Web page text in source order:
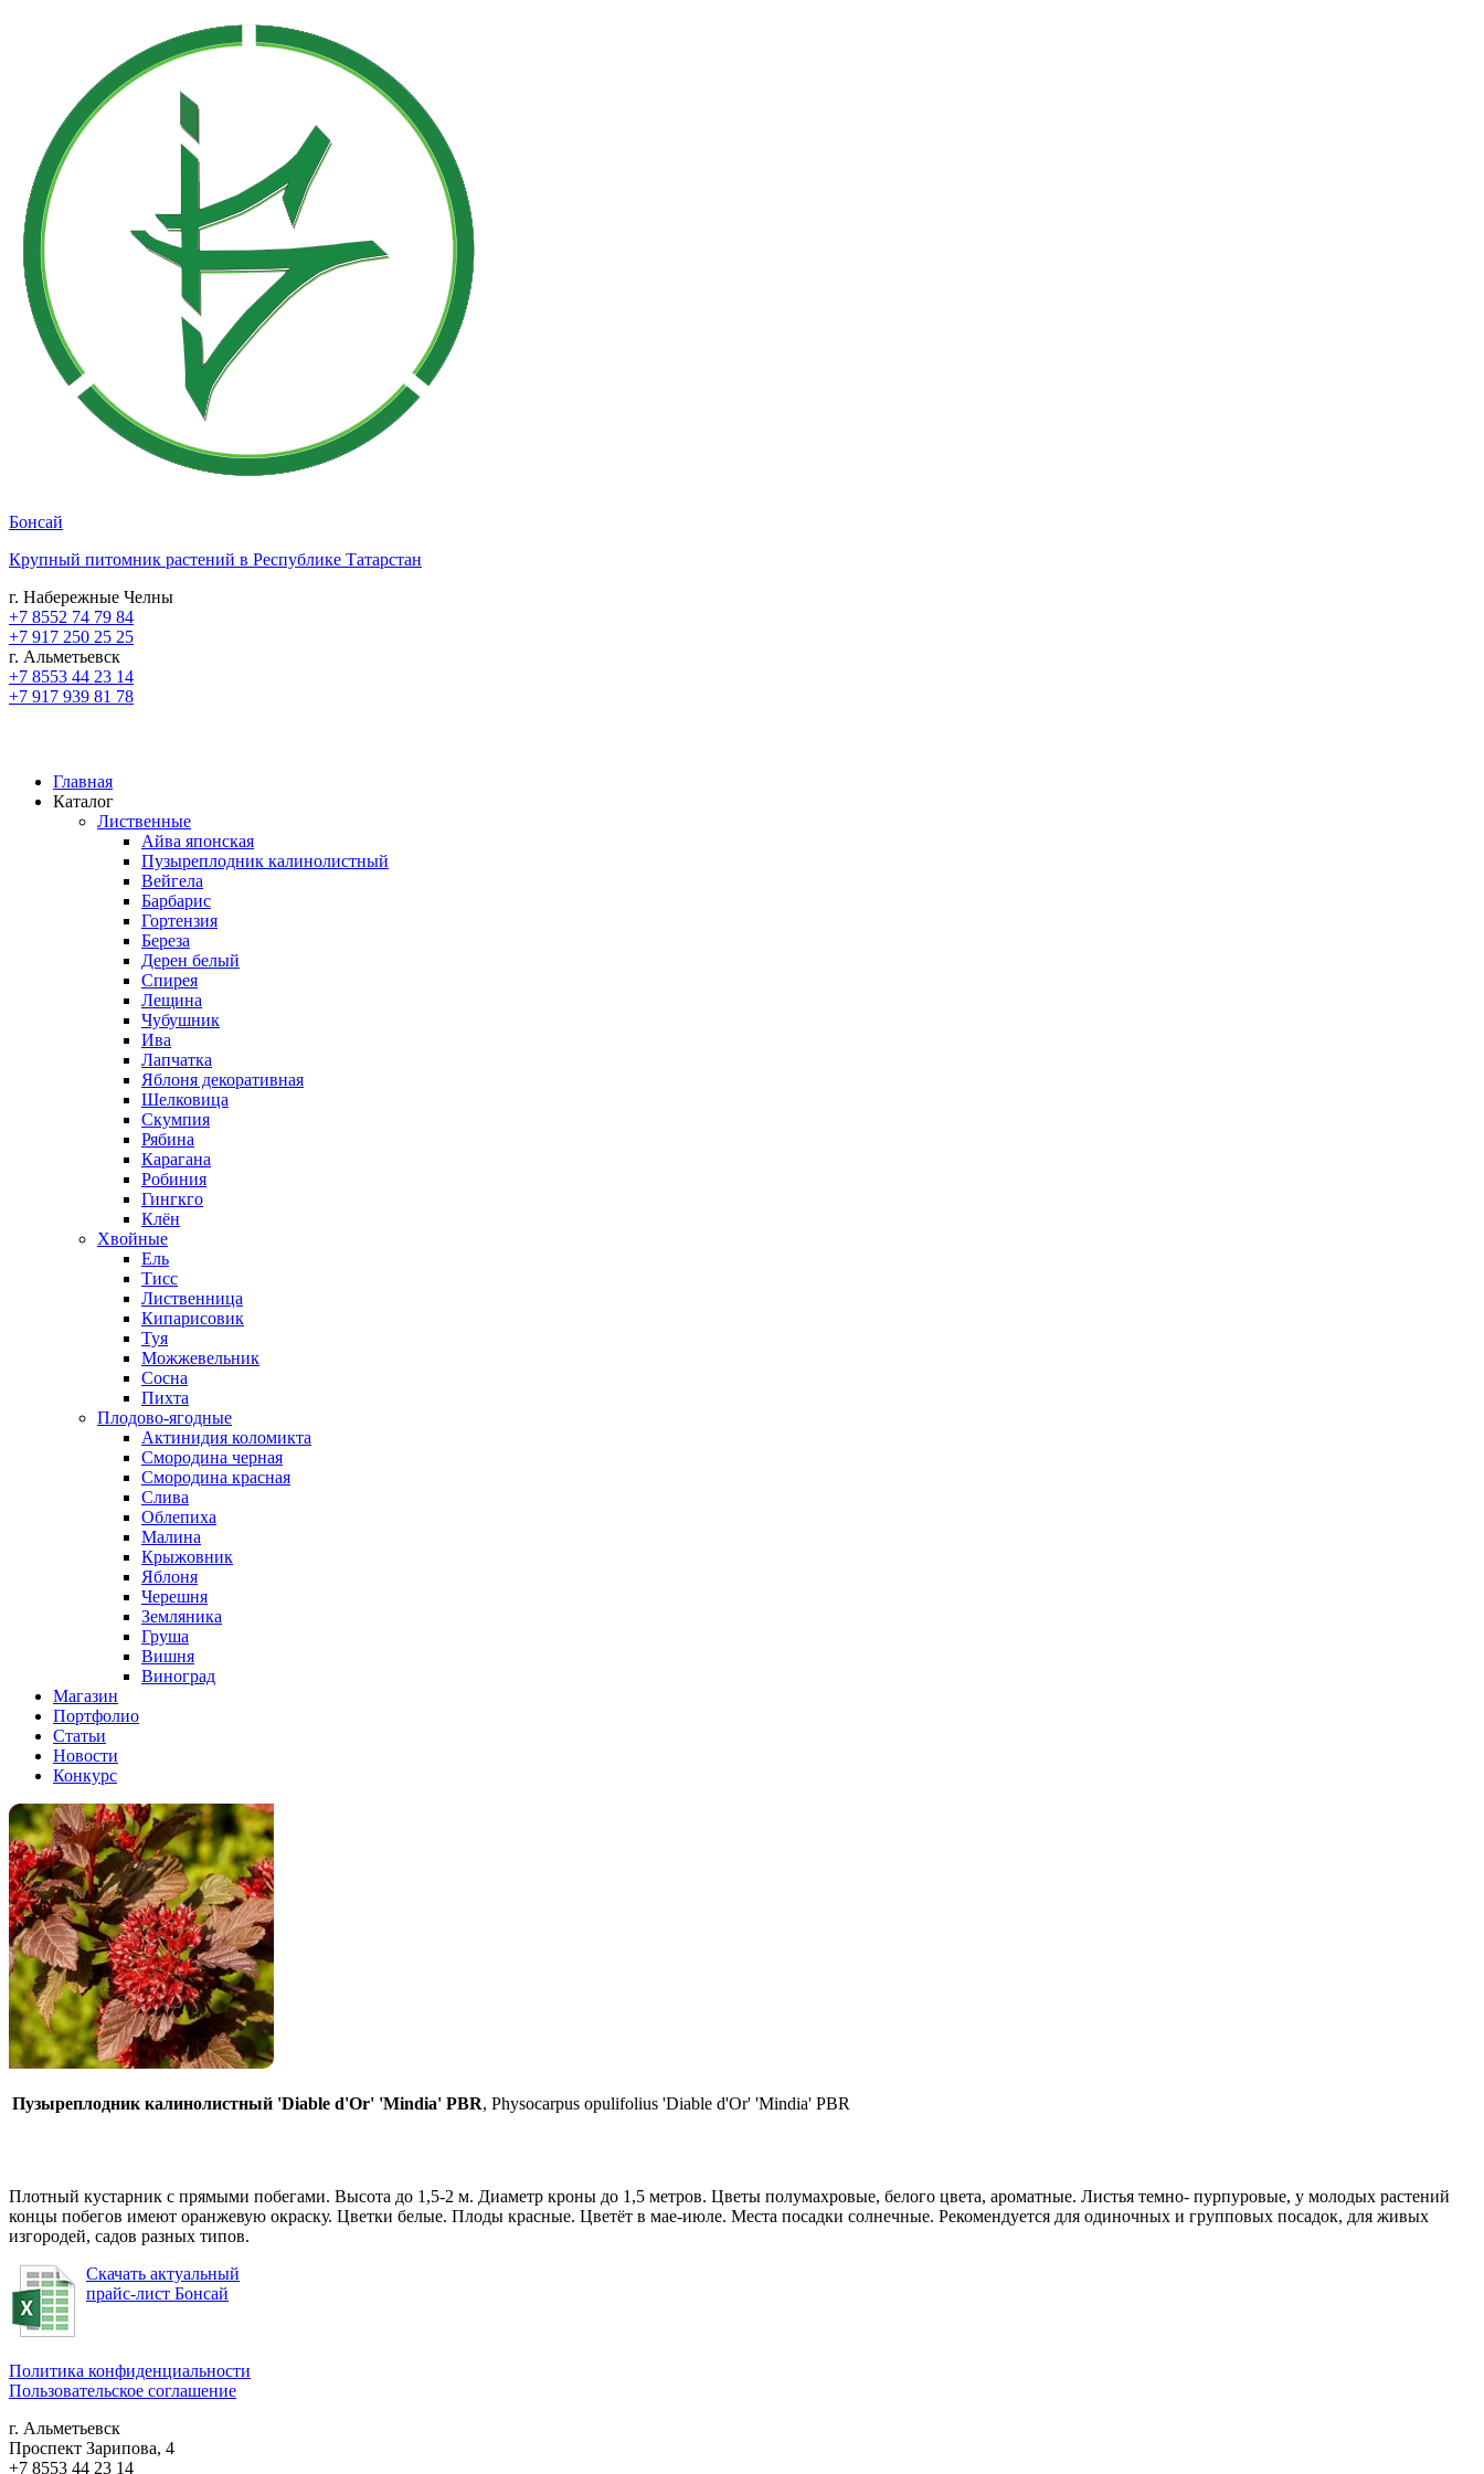
Бонсай
Крупный питомник растений в Республике Татарстан
г. Набережные Челны
+7 8552 74 79 84
+7 917 250 25 25
г. Альметьевск
+7 8553 44 23 14
+7 917 939 81 78
Главная
Каталог
Лиственные
Айва японская
Пузыреплодник калинолистный
Вейгела
Барбарис
Гортензия
Береза
Дерен белый
Спирея
Лещина
Чубушник
Ива
Лапчатка
Яблоня декоративная
Шелковица
Скумпия
Рябина
Карагана
Робиния
Гингкго
Клён
Хвойные
Ель
Тисс
Лиственница
Кипарисовик
Туя
Можжевельник
Сосна
Пихта
Плодово-ягодные
Актинидия коломикта
Смородина черная
Смородина красная
Слива
Облепиха
Малина
Крыжовник
Яблоня
Черешня
Земляника
Груша
Вишня
Виноград
Магазин
Портфолио
Статьи
Новости
Конкурс
Пузыреплодник калинолистный 'Diable d'Or' 'Mindia' PBR, Physocarpus opulifolius 'Diable d'Or' 'Mindia' PBR
Плотный кустарник с прямыми побегами. Высота до 1,5-2 м. Диаметр кроны до 1,5 метров. Цветы полумахровые, белого цвета, ароматные. Листья темно- пурпуровые, у молодых растений
концы побегов имеют оранжевую окраску. Цветки белые. Плоды красные. Цветёт в мае-июле. Места посадки солнечные. Рекомендуется для одиночных и групповых посадок, для живых
изгородей, садов разных типов.
Скачать актуальный
прайс-лист Бонсай
Политика конфиденциальности
Пользовательское соглашение
г. Альметьевск
Проспект Зарипова, 4
+7 8553 44 23 14